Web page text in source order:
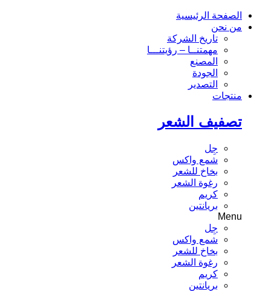
الصفحة الرئيسية
من نحن
تاريخ الشركة
مهمتنــا – رؤيتنـــا
المصنع
الجودة
التصدير
منتجات
تصفيف الشعر
جِل
شمع واكس
بخاخ للشعر
رغوة الشعر
كريم
بريانتين
Menu
جِل
شمع واكس
بخاخ للشعر
رغوة الشعر
كريم
بريانتين